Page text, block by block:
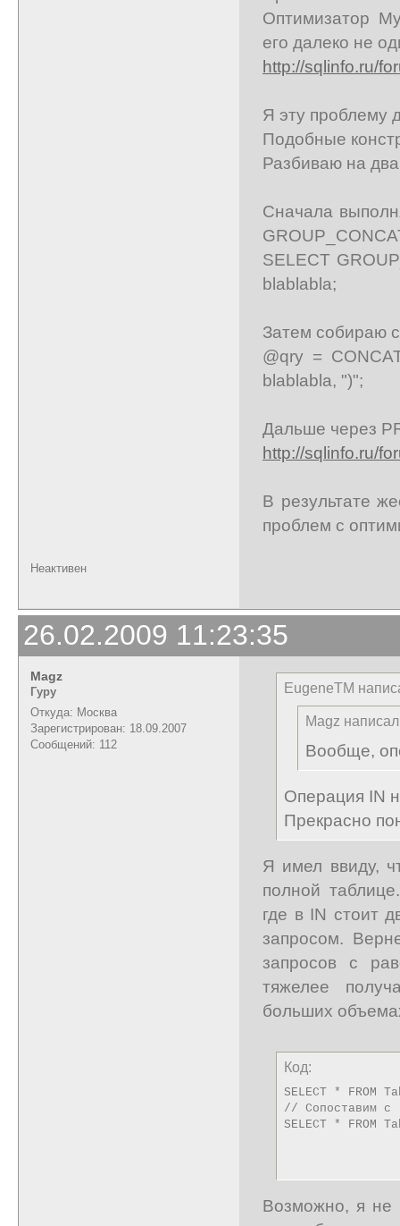
Оптимизатор
его далеко не
http://sqlinfo.ru/
Я эту проблему
Подобные
Разбиваю на
Сначала
SELECT
blablabla;
Затем собираю
@qry =
blablabla, ")";
Дальше через
http://sqlinfo.ru/
В результате
проблем с
Неактивен
26.02.2009 11:23:35
Magz
Гуру
Откуда: Москва
Зарегистрирован: 18.09.2007
Сообщений: 112
EugeneTM
Magz
Вообще,
Операция IN
Прекрасно
Я имел ввиду,
полной
где в IN стоит
запросом.
запросов с
тяжелее
больших
Код:
SELECT * FROM
// Сопоставим с
SELECT * FROM
Возможно, я не